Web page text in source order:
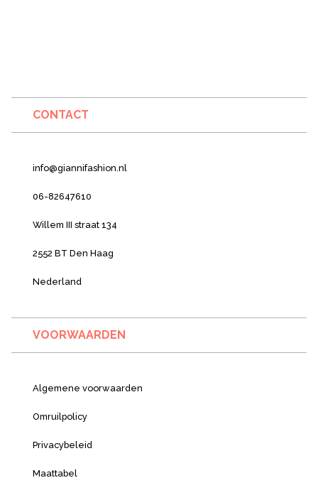
CONTACT
info@giannifashion.nl
06-82647610
Willem III straat 134
2552 BT Den Haag
Nederland
VOORWAARDEN
Algemene voorwaarden
Omruilpolicy
Privacybeleid
Maattabel